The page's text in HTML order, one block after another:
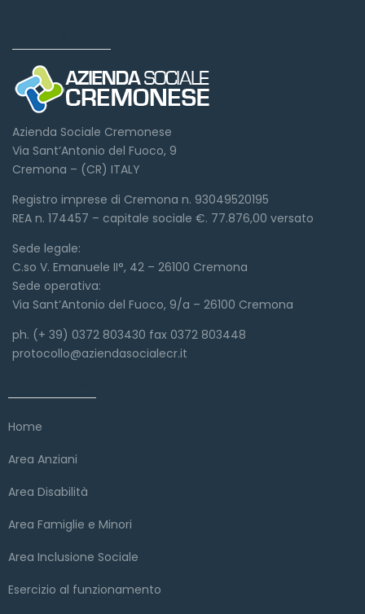
Azienda Sociale Cremonese
Via Sant’Antonio del Fuoco, 9
Cremona – (CR) ITALY
Registro imprese di Cremona n. 93049520195
REA n. 174457 – capitale sociale €. 77.876,00 versato
Sede legale:
C.so V. Emanuele II°, 42 – 26100 Cremona
Sede operativa:
Via Sant’Antonio del Fuoco, 9/a – 26100 Cremona
ph. (+ 39) 0372 803430 fax 0372 803448
protocollo@aziendasocialecr.it
Home
Area Anziani
Area Disabilità
Area Famiglie e Minori
Area Inclusione Sociale
Esercizio al funzionamento